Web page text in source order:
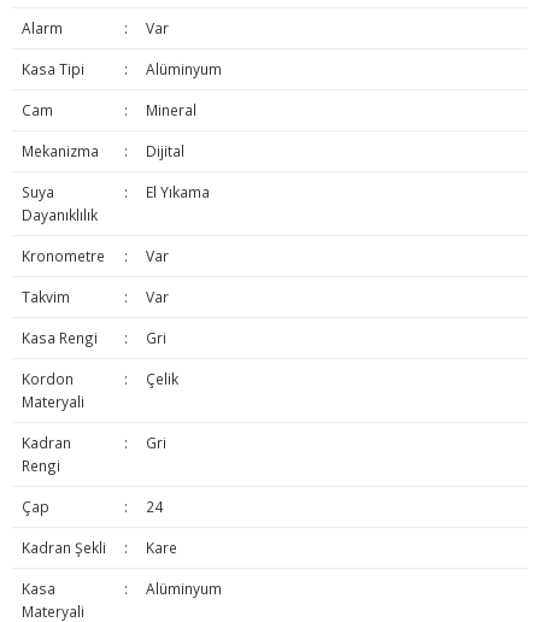
Alarm : Var
Kasa Tipi : Alüminyum
Cam : Mineral
Mekanizma : Dijital
Suya
Dayanıklılık
: El Yıkama
Kronometre : Var
Takvim : Var
Kasa Rengi : Gri
Kordon
Materyali
: Çelik
Kadran
Rengi
: Gri
Çap : 24
Kadran Şekli : Kare
Kasa
Materyali
: Alüminyum